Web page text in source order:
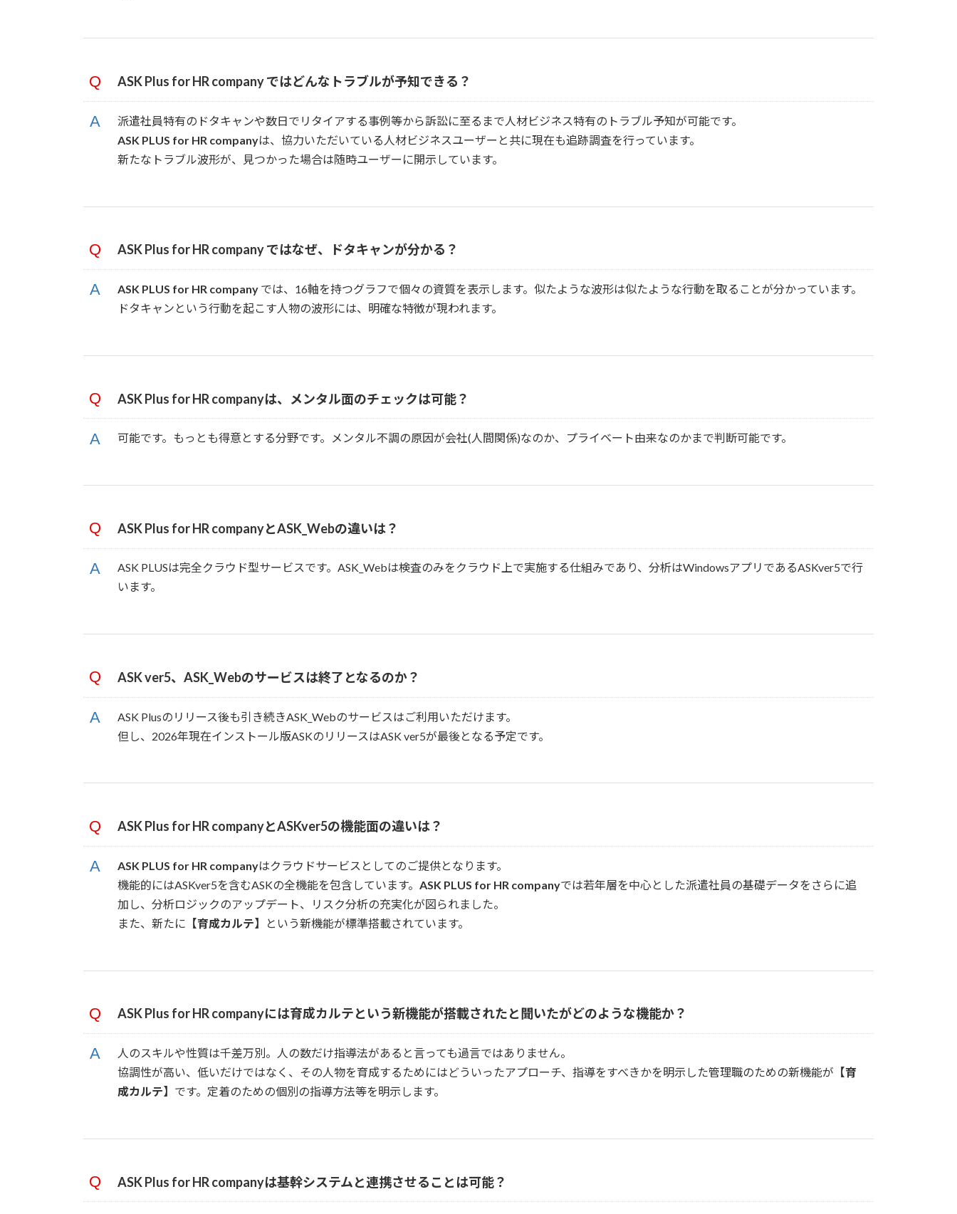
ASK Plus for HR companyではどんなトラブルが予知できる？
派遣社員特有のドタキャンや数日でリタイアする事例等から訴訟に至るまで人材ビジネス特有のトラブル予知が可能です。
ASK PLUS for HR companyは、協力いただいている人材ビジネスユーザーと共に現在も追跡調査を行っています。
新たなトラブル波形が、見つかった場合は随時ユーザーに開示しています。
ASK Plus for HR companyではなぜ、ドタキャンが分かる？
ASK PLUS for HR company では、16軸を持つグラフで個々の資質を表示します。似たような波形は似たような行動を取ることが分かっています。
ドタキャンという行動を起こす人物の波形には、明確な特徴が現われます。
ASK Plus for HR companyは、メンタル面のチェックは可能？
可能です。もっとも得意とする分野です。メンタル不調の原因が会社(人間関係)なのか、プライベート由来なのかまで判断可能です。
ASK Plus for HR companyとASK_Webの違いは？
ASK PLUSは完全クラウド型サービスです。ASK_Webは検査のみをクラウド上で実施する仕組みであり、分析はWindowsアプリであるASKver5で行
います。
ASK ver5、ASK_Webのサービスは終了となるのか？
ASK Plusのリリース後も引き続きASK_Webのサービスはご利用いただけます。
但し、2026年現在インストール版ASKのリリースはASK ver5が最後となる予定です。
ASK Plus for HR companyとASKver5の機能面の違いは？
ASK PLUS for HR companyはクラウドサービスとしてのご提供となります。
機能的にはASKver5を含むASKの全機能を包含しています。 ASK PLUS for HR companyでは若年層を中心とした派遣社員の基礎データをさらに追
加し、分析ロジックのアップデート、リスク分析の充実化が図られました。
また、新たに 【育成カルテ】 という新機能が標準搭載されています。
ASK Plus for HR companyには育成カルテという新機能が搭載されたと聞いたがどのような機能か？
人のスキルや性質は千差万別。人の数だけ指導法があると言っても過言ではありません。
協調性が高い、低いだけではなく、その人物を育成するためにはどういったアプローチ、指導をすべきかを明示した管理職のための新機能が 【育
成カルテ】 です。定着のための個別の指導方法等を明示します。
ASK Plus for HR companyは基幹システムと連携させることは可能？